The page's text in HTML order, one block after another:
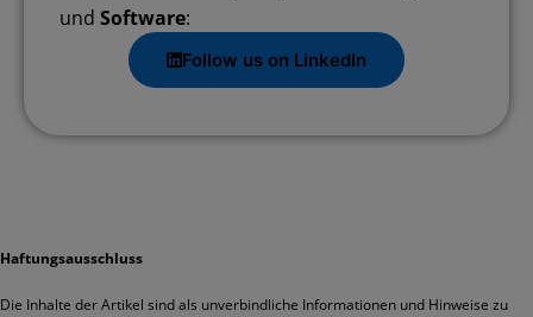
und Software:
Follow us on LinkedIn
Haftungsausschluss
Die Inhalte der Artikel sind als unverbindliche Informationen und Hinweise zu